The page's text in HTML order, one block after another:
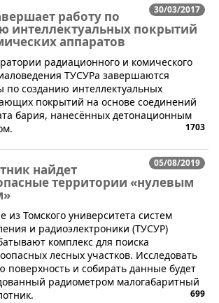
30/03/2017
работу по
интеллектуальных покрытий
аппаратов
радиационного и комического
ТУСУРа завершаются
по созданию интеллектуальных
покрытий на основе соединений
бария, нанесённых детонационным
1703
05/08/2019
найдет
территории «нулевым
из Томского университета систем
и радиоэлектроники (ТУСУР)
комплекс для поиска
лесных участков. Исследовать
поверхность и собирать данные будет
радиометром малогабаритный
699